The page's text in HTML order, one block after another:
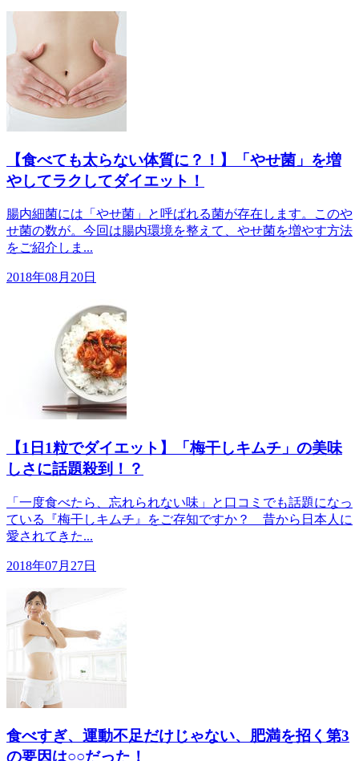
【食べても太らない体質に？！】「やせ菌」を増
やしてラクしてダイエット！
腸内細菌には「やせ菌」と呼ばれる菌が存在します。このや
せ菌の数が。今回は腸内環境を整えて、やせ菌を増やす方法
をご紹介しま...
2018年08月20日
【1日1粒でダイエット】「梅干しキムチ」の美味
しさに話題殺到！？
「一度食べたら、忘れられない味」と口コミでも話題になっ
ている『梅干しキムチ』をご存知ですか？ 昔から日本人に
愛されてきた...
2018年07月27日
食べすぎ、運動不足だけじゃない、肥満を招く第3
の要因は○○だった！